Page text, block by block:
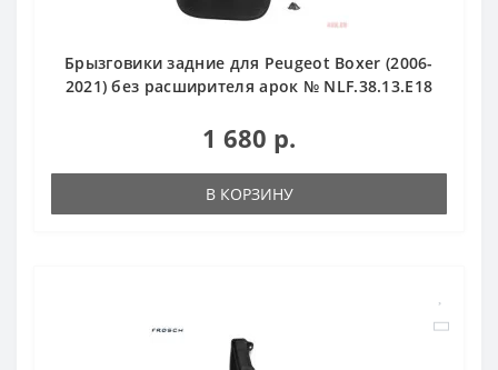
Брызговики задние для Peugeot Boxer (2006-
2021) без расширителя арок № NLF.38.13.E18
1 680 р.
В КОРЗИНУ